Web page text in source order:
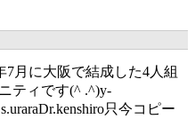
7月に大阪で結成した4人組
ティです(^ .^)y-
只今コピー